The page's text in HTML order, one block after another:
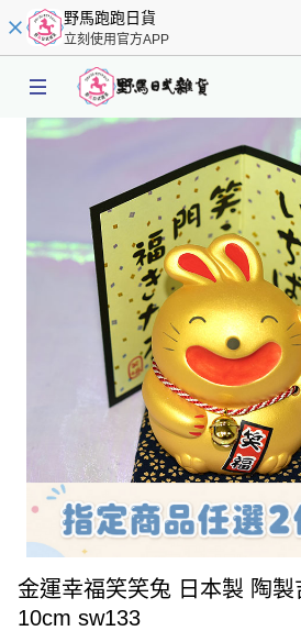
野馬跑跑日貨
立刻使用官方APP
金運幸福笑笑兔 日本製 陶製
10cm sw133